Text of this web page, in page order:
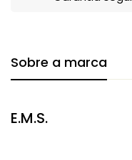
Sobre a marca
E.M.S.